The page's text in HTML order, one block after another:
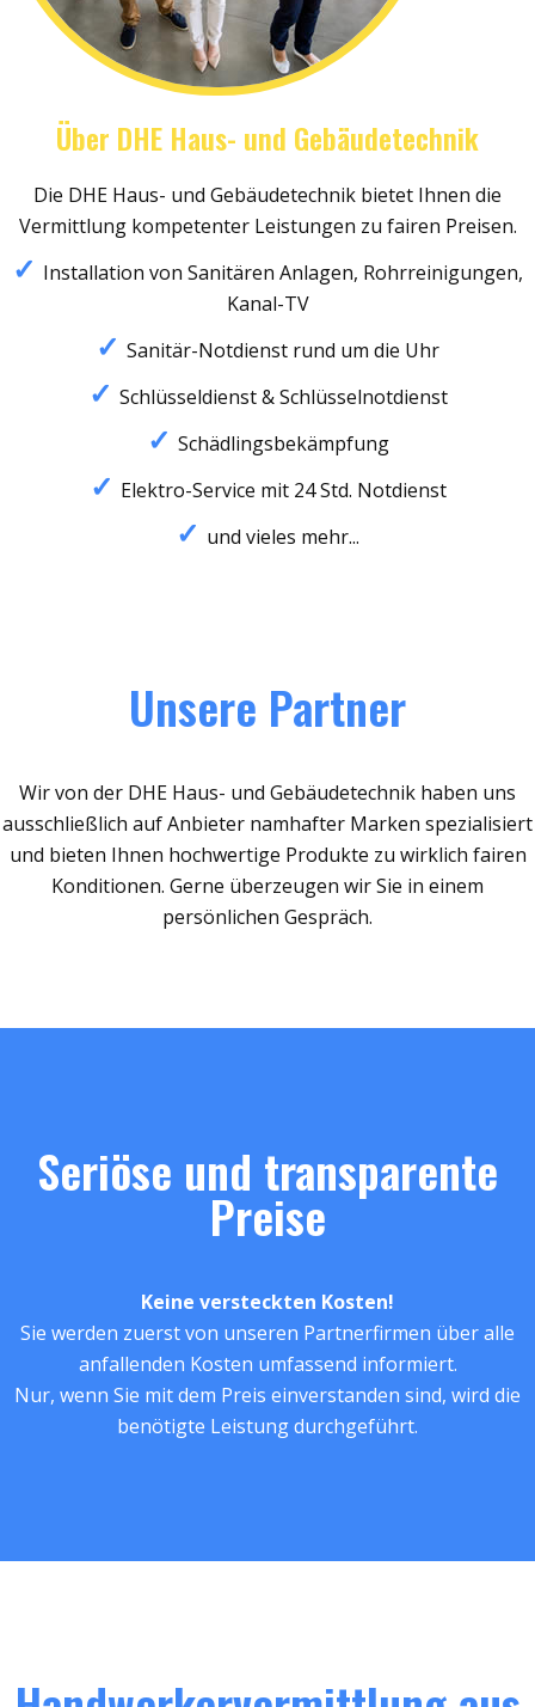
Über DHE Haus- und Gebäudetechnik
Die DHE Haus- und Gebäudetechnik bietet Ihnen die
Vermittlung kompetenter Leistungen zu fairen Preisen.
Installation von Sanitären Anlagen, Rohrreinigungen,
Kanal-TV
Sanitär-Notdienst rund um die Uhr
Schlüsseldienst & Schlüsselnotdienst
Schädlingsbekämpfung
Elektro-Service mit 24 Std. Notdienst
und vieles mehr...
Unsere Partner
Wir von der DHE Haus- und Gebäudetechnik haben uns
ausschließlich auf Anbieter namhafter Marken spezialisiert
und bieten Ihnen hochwertige Produkte zu wirklich fairen
Konditionen. Gerne überzeugen wir Sie in einem
persönlichen Gespräch.
Seriöse und transparente
Preise
Keine versteckten Kosten!
Sie werden zuerst von unseren Partnerfirmen über alle
anfallenden Kosten umfassend informiert.
Nur, wenn Sie mit dem Preis einverstanden sind, wird die
benötigte Leistung durchgeführt.